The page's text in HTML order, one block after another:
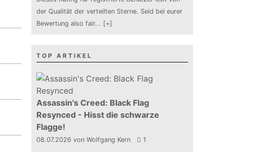
der Qualität der verteilten Sterne. Seid bei eurer
Bewertung also fair... [+]
TOP ARTIKEL
Assassin's Creed: Black Flag
Resynced - Hisst die schwarze
Flagge!
08.07.2026 von Wolfgang Kern 1